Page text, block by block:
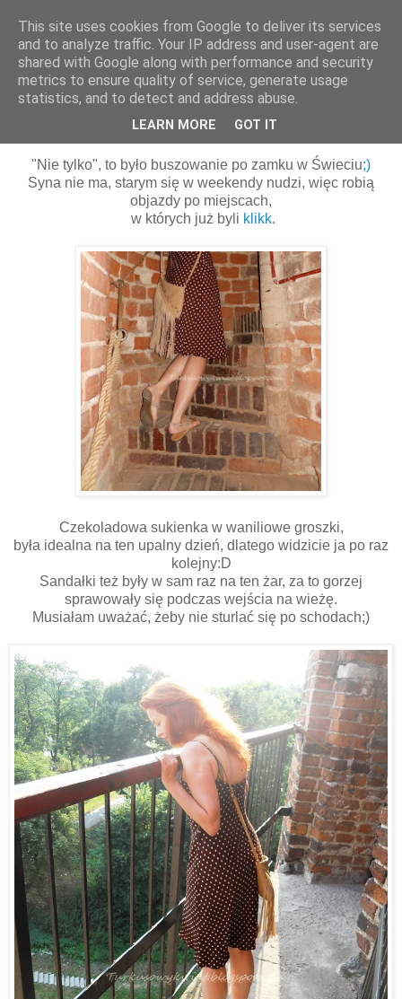
23 lipca 2014
Buszująca w zbożu... i nie tylko... ;)
"Nie tylko", to było buszowanie po zamku w Świeciu;)
Syna nie ma, starym się w weekendy nudzi, więc robią
objazdy po miejscach,
w których już byli klikk.
Czekoladowa sukienka w waniliowe groszki,
była idealna na ten upalny dzień, dlatego widzicie ja po raz
kolejny:D
Sandałki też były w sam raz na ten żar, za to gorzej
sprawowały się podczas wejścia na wieżę.
Musiałam uważać, żeby nie sturlać się po schodach;)
This site uses cookies from Google to deliver its services
and to analyze traffic. Your IP address and user-agent are
shared with Google along with performance and security
metrics to ensure quality of service, generate usage
statistics, and to detect and address abuse.
LEARN MORE GOT IT